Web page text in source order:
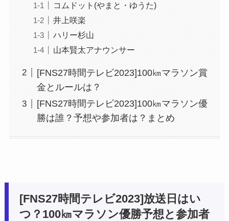
コムドット(やまと・ゆうた)
井上咲楽
ハリー杉山
山本賢太アナウンサー
[FNS27時間テレビ2023]100㎞マラソン賞
金とルールは？
[FNS27時間テレビ2023]100㎞マラソン優
勝は誰？予想や参加者は？まとめ
[FNS27時間テレビ2023]放送日はい
つ？100㎞マラソン優勝予想と参加者